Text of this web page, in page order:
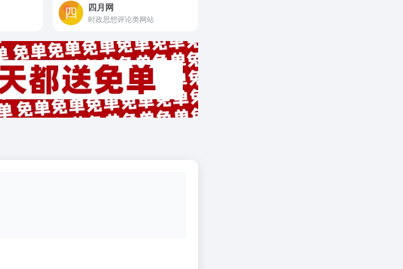
四月网
时政思想评论类网站